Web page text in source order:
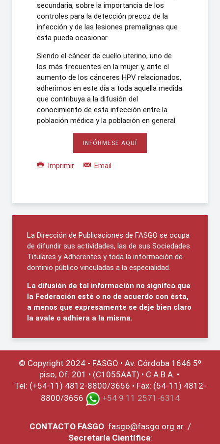
secundaria, sobre la importancia de los
controles para la detección precoz de la
infección y de las lesiones premalignas que
ésta pueda ocasionar.
Siendo el cáncer de cuello uterino, uno de
los más frecuentes en la mujer y, ante el
aumento de los cánceres HPV relacionados,
adherimos en este día a toda aquella medida
que contribuya a la difusión del
conocimiento de esta infección entre la
población médica y la población en general.
INFÓRMESE AQUÍ
Imprimir Email
La Dirección de Publicaciones de FASGO se ocupa
de difundir sus actividades, las de sus Sociedades
Titulares y Adherentes y toda la información de
dominio público vinculadas a la especialidad.
La difusión de tal información no signifca que
la Federación esté o no de acuerdo con ésta,
a menos que expresamente se deje bien claro
la avale o adhiera a la misma.
© Copyright 2024 - FASGO • Av. Córdoba 1646 5º
piso, Of. 201 • (C1055AAT) • C.A.B.A. •
Tel: (+54-11) 4812-8800/3656 • Fax: (54-11) 4812-
8800/3656
+54 9 11 2571-6314
CONTACTO FASGO: fasgo@fasgo.org.ar/
Secretaría Científica: